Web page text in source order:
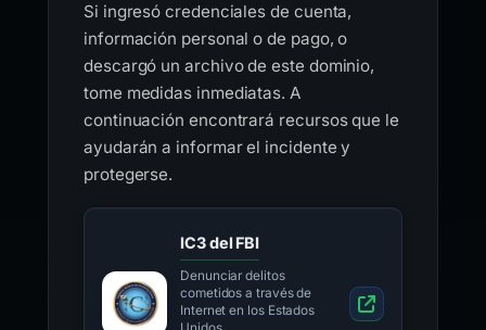
Si ingresó credenciales de cuenta,
información personal o de pago, o
descargó un archivo de este dominio,
tome medidas inmediatas. A
continuación encontrará recursos que le
ayudarán a informar el incidente y
protegerse.
IC3 del FBI
Denunciar delitos
cometidos a través de
Internet en los Estados